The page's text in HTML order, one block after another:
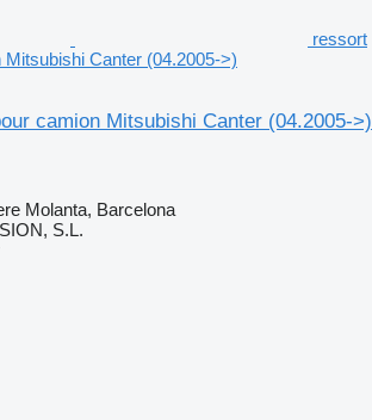
ressort
Canter (04.2005->)
camion Mitsubishi Canter (04.2005->)
Molanta, Barcelona
S.L.